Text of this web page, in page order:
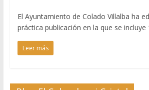
El Ayuntamiento de Colado Villalba ha
práctica publicación en la que se incluye
Leer más